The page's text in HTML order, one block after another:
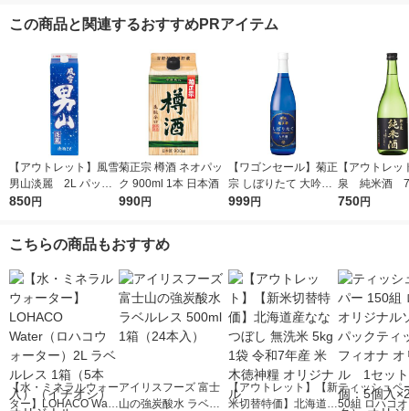
この商品と関連するおすすめPRアイテム
【アウトレット】風雪
男山淡麗 2L パック
1本 東亜酒造 日本酒
850円
菊正宗 樽酒 ネオパッ
ク 900ml 1本 日本酒
990円
【ワゴンセール】菊正
宗 しぼりたて 大吟醸
720ml 1本 日本酒
999円
【アウトレッ
泉 純米酒
本 東亜酒造
750円
こちらの商品もおすすめ
【水・ミネラルウォー
ター】LOHACO Wate
アイリスフーズ 富士
山の強炭酸水 ラベル
【アウトレット】【新
米切替特価】北海道産
ティッシュペ
50組 ロハコ